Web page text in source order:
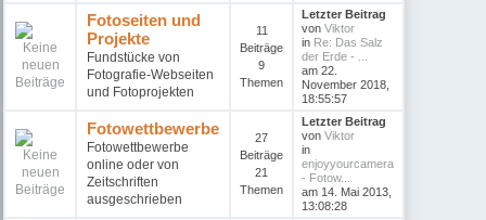
Fotoseiten und
Projekte
Fundstücke von
Fotografie-Webseiten
und Fotoprojekten
11
Beiträge
9
Themen
Letzter Beitrag
vonViktor
in Re: Das Salz
der Erde - ...
am 22.
November 2018,
18:55:57
Fotowettbewerbe
Fotowettbewerbe
online oder von
Zeitschriften
ausgeschrieben
27
Beiträge
21
Themen
Letzter Beitrag
vonViktor
in
enjoyyourcamera
- Fotow...
am 14. Mai 2013,
13:08:28